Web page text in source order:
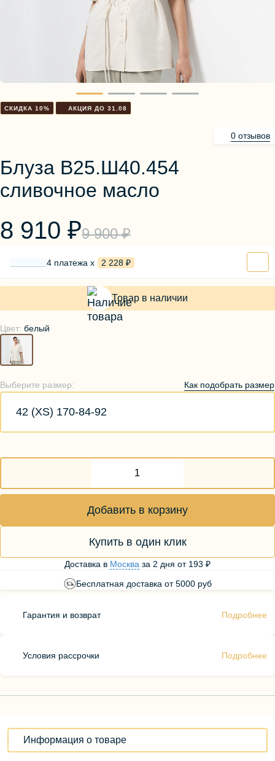
Блуза В25.Ш40.454
сливочное масло
0 отзывов
СКИДКА 10% АКЦИЯ ДО 31.08
Цвет: белый
Выберите размер: Как подобрать размер
42 (XS) 170-84-92
9 900 ₽
8 910 ₽
4 платежа х 2 228 ₽
Товар в наличии
Добавить в корзину
Купить в один клик
Доставка в Москва за 2 дня от 193 ₽
Бесплатная доставка от 5000 руб
Гарантия и возврат Подробнее
Условия рассрочки Подробнее
Информация о товаре